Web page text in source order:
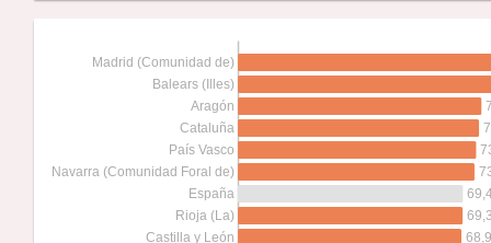
Castilla y León
Rioja (La)
España
Navarra (Comunidad Foral de)
País Vasco
Cataluña
Aragón
Balears (Illes)
Madrid (Comunidad de)
68,9